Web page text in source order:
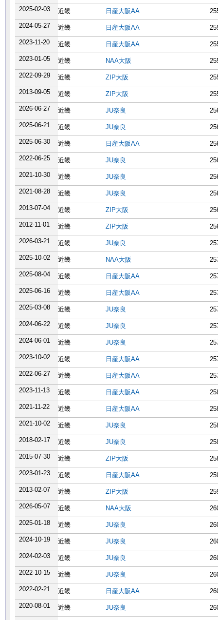
2025-02-03 近畿 日産大阪AA
2024-05-27
近畿 日産大阪AA
2023-11-20
近畿 日産大阪AA
2023-01-05
近畿 NAA大阪
2022-09-29
近畿 ZIP大阪
2013-09-05
近畿 ZIP大阪
2026-06-27
近畿 JU奈良
2025-06-21
近畿 JU奈良
2025-06-30
近畿 日産大阪AA
2022-06-25
近畿 JU奈良
2021-10-30
近畿 JU奈良
2021-08-28
近畿 JU奈良
2013-07-04
近畿 ZIP大阪
2012-11-01
近畿 ZIP大阪
2026-03-21
近畿 JU奈良
2025-10-02
近畿 NAA大阪
2025-08-04
近畿 日産大阪AA
2025-06-16
近畿 日産大阪AA
2025-03-08
近畿 JU奈良
2024-06-22
近畿 JU奈良
2024-06-01
近畿 JU奈良
2023-10-02
近畿 日産大阪AA
2022-06-27
近畿 日産大阪AA
2023-11-13
近畿 日産大阪AA
2021-11-22
近畿 日産大阪AA
2021-10-02
近畿 JU奈良
2018-02-17
近畿 JU奈良
2015-07-30
近畿 ZIP大阪
2023-01-23
近畿 日産大阪AA
2013-02-07
近畿 ZIP大阪
2026-05-07
近畿 NAA大阪
2025-01-18
近畿 JU奈良
2024-10-19
近畿 JU奈良
2024-02-03
近畿 JU奈良
2022-10-15
近畿 JU奈良
2022-02-21
近畿 日産大阪AA
2020-08-01
近畿 JU奈良